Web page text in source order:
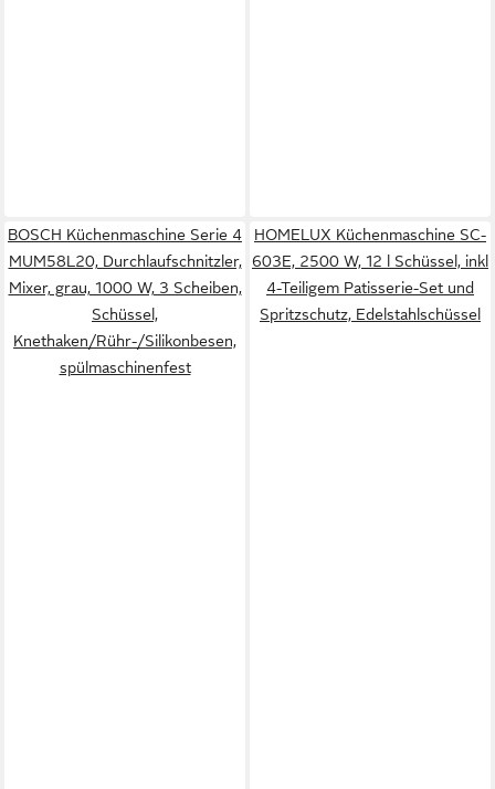
BOSCH Küchenmaschine Serie 4
MUM58L20, Durchlaufschnitzler,
Mixer, grau, 1000 W, 3 Scheiben,
Schüssel,
Knethaken/Rühr-/Silikonbesen,
spülmaschinenfest
HOMELUX Küchenmaschine SC-
603E, 2500 W, 12 l Schüssel, inkl
4-Teiligem Patisserie-Set und
Spritzschutz, Edelstahlschüssel